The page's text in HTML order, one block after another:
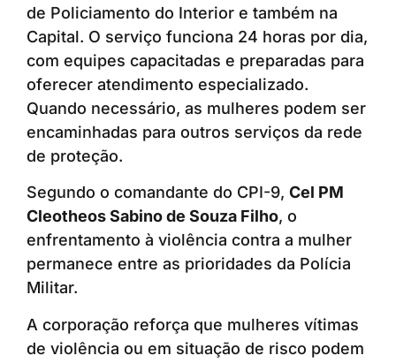
de Policiamento do Interior e também na
Capital. O serviço funciona 24 horas por dia,
com equipes capacitadas e preparadas para
oferecer atendimento especializado.
Quando necessário, as mulheres podem ser
encaminhadas para outros serviços da rede
de proteção.
Segundo o comandante do CPI-9, Cel PM
Cleotheos Sabino de Souza Filho, o
enfrentamento à violência contra a mulher
permanece entre as prioridades da Polícia
Militar.
A corporação reforça que mulheres vítimas
de violência ou em situação de risco podem